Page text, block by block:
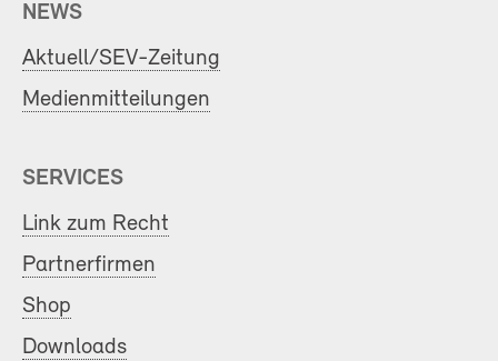
NEWS
Aktuell/SEV-Zeitung
Medienmitteilungen
SERVICES
Link zum Recht
Partnerfirmen
Shop
Downloads